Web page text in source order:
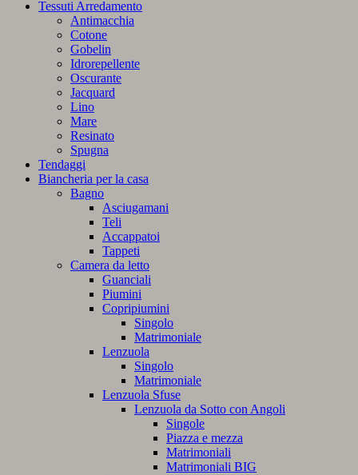
Tessuti Arredamento
Antimacchia
Cotone
Gobelin
Idrorepellente
Oscurante
Jacquard
Lino
Mare
Resinato
Spugna
Tendaggi
Biancheria per la casa
Bagno
Asciugamani
Teli
Accappatoi
Tappeti
Camera da letto
Guanciali
Piumini
Copripiumini
Singolo
Matrimoniale
Lenzuola
Singolo
Matrimoniale
Lenzuola Sfuse
Lenzuola da Sotto con Angoli
Singole
Piazza e mezza
Matrimoniali
Matrimoniali BIG